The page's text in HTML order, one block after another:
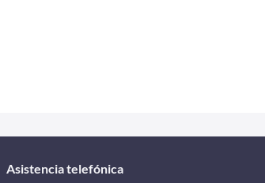
Asistencia telefónica